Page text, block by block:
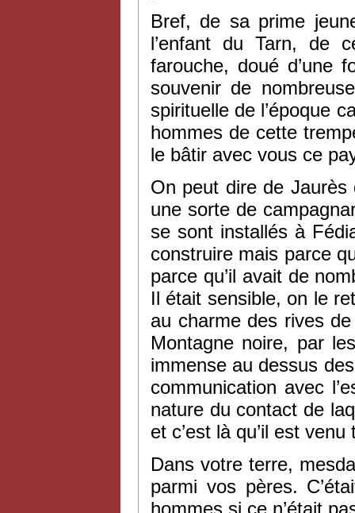
Bref, de sa prime
l’enfant du Tarn, de
farouche, doué d’une
souvenir de
spirituelle de l’époque
hommes de cette
le bâtir avec vous ce
On peut dire de
une sorte de
se sont installés à
construire mais parce
parce qu’il avait de
Il était sensible, on le
au charme des rives
Montagne noire, par
immense au dessus
communication avec
nature du contact de
et c’est là qu’il est
Dans votre terre,
parmi vos pères.
hommes si ce n’était